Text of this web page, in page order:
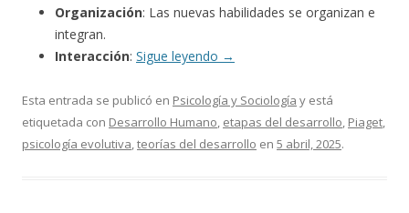
Organización: Las nuevas habilidades se organizan e
integran.
Interacción: Sigue leyendo →
Esta entrada se publicó en Psicología y Sociología y está
etiquetada con Desarrollo Humano, etapas del desarrollo, Piaget,
psicología evolutiva,teorías del desarrollo en 5 abril, 2025.